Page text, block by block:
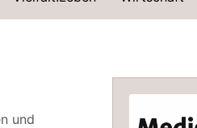
und